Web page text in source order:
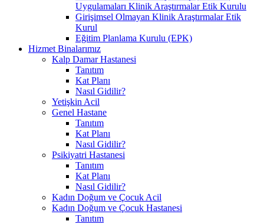
Uygulamaları Klinik Araştırmalar Etik Kurulu
Girişimsel Olmayan Klinik Araştırmalar Etik
Kurul
Eğitim Planlama Kurulu (EPK)
Hizmet Binalarımız
Kalp Damar Hastanesi
Tanıtım
Kat Planı
Nasıl Gidilir?
Yetişkin Acil
Genel Hastane
Tanıtım
Kat Planı
Nasıl Gidilir?
Psikiyatri Hastanesi
Tanıtım
Kat Planı
Nasıl Gidilir?
Kadın Doğum ve Çocuk Acil
Kadın Doğum ve Çocuk Hastanesi
Tanıtım